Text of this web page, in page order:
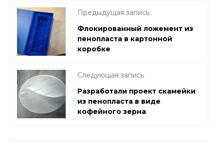
Предыдущая запись
Флокированный ложемент из
пенопласта в картонной
коробке
Следующая запись
Разработали проект скамейки
из пенопласта в виде
кофейного зерна